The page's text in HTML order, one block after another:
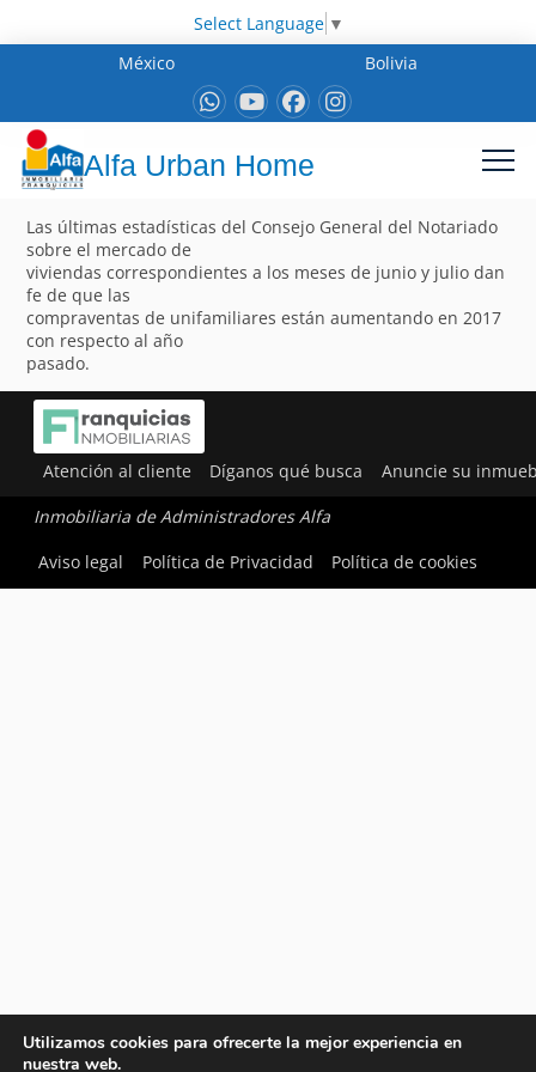
Select Language ▼
México
Bolivia
Alfa Urban Home
Las últimas estadísticas del Consejo General del Notariado
sobre el mercado de
viviendas correspondientes a los meses de junio y julio dan
fe de que las
compraventas de unifamiliares están aumentando en 2017
con respecto al año
pasado.
Atención al cliente Díganos qué busca Anuncie su
Inmobiliaria de Administradores Alfa
Aviso legal
Política de Privacidad Política de cookies
Utilizamos cookies para ofrecerte la mejor experiencia en
nuestra web.